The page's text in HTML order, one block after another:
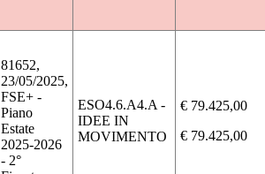
81652,
23/05/2025,
FSE+ -
Piano
Estate
2025-2026
- 2°
ESO4.6.A4.A -
IDEE IN
MOVIMENTO
€ 79.425,00
€ 79.425,00